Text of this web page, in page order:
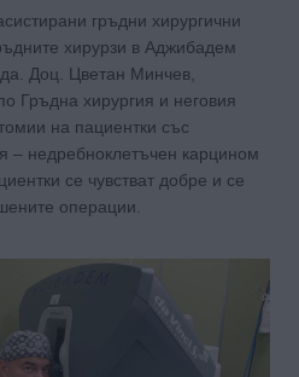
гръдни хирургични
хирурзи в Аджибадем
Доц. Цветан Минчев,
Гръдна хирургия и неговия
на пациентки със
– недребноклетъчен карцином
се чувстват добре и се
операции.